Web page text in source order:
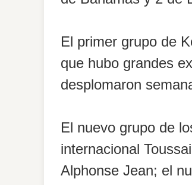
El primer grupo de
que hubo grandes
desplomaron
El nuevo grupo de
internacional
Alphonse Jean; el